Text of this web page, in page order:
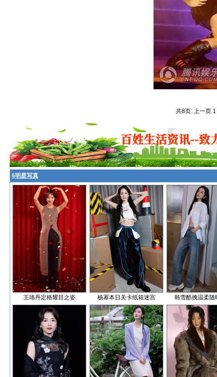
共8页: 上一页 1
§明星写真
王珞丹定格耀目之姿 杨幂本日关卡纸箱迷宫 韩雪酷拽温柔随